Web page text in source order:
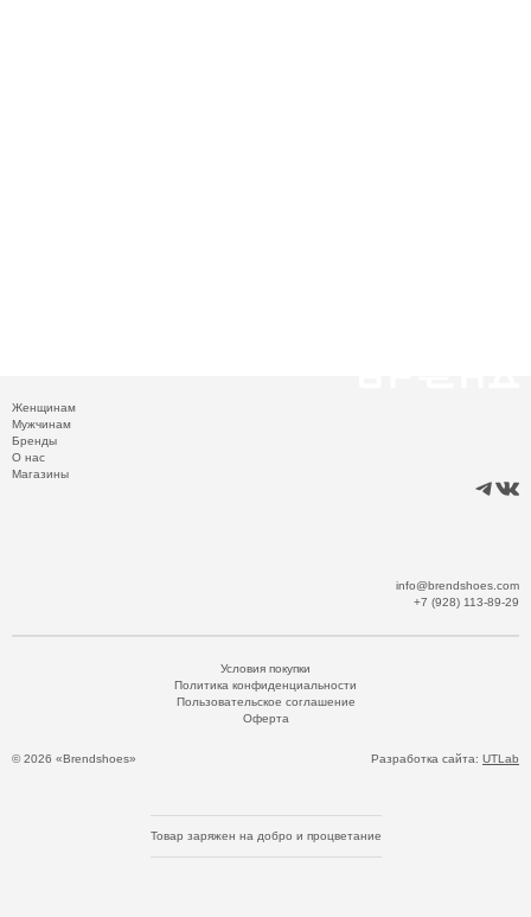
Женщинам
Мужчинам
Бренды
О нас
Магазины
info@brendshoes.com
+7 (928) 113-89-29
© 2026 «Brendshoes»
Условия покупки
Политика конфиденциальности
Пользовательское соглашение
Оферта
Разработка сайта: UTLab
Товар заряжен на добро и процветание